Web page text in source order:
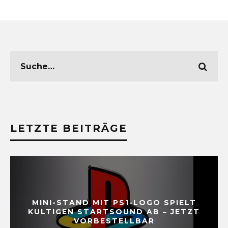
LETZTE BEITRÄGE
MINI-STAND MIT PS1-LOGO SPIELT
KULTIGEN STARTSOUND AB – JETZT
VORBESTELLBAR